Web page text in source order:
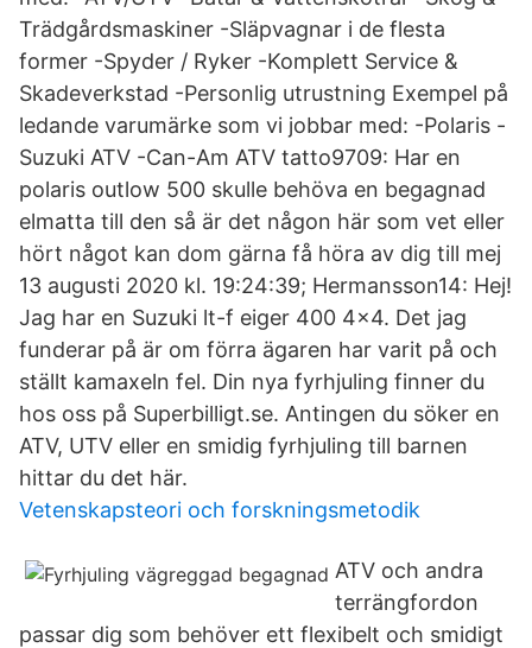
Trädgårdsmaskiner -Släpvagnar i de flesta
former -Spyder / Ryker -Komplett Service &
Skadeverkstad -Personlig utrustning Exempel på
ledande varumärke som vi jobbar med: -Polaris -
Suzuki ATV -Can-Am ATV tatto9709: Har en
polaris outlow 500 skulle behöva en begagnad
elmatta till den så är det någon här som vet eller
hört något kan dom gärna få höra av dig till mej
13 augusti 2020 kl. 19:24:39; Hermansson14: Hej!
Jag har en Suzuki lt-f eiger 400 4x4. Det jag
funderar på är om förra ägaren har varit på och
ställt kamaxeln fel. Din nya fyrhjuling finner du
hos oss på Superbilligt.se. Antingen du söker en
ATV, UTV eller en smidig fyrhjuling till barnen
hittar du det här.
Vetenskapsteori och forskningsmetodik
ATV och andra
terrängfordon
passar dig som behöver ett flexibelt och smidigt